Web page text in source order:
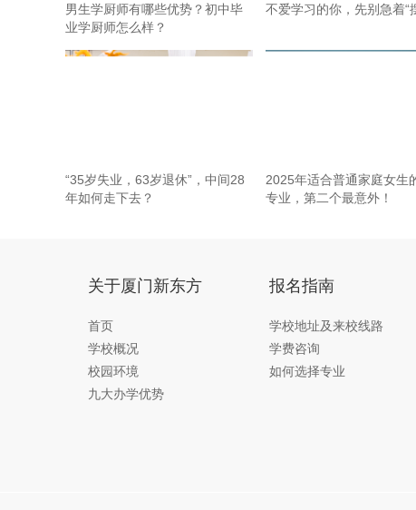
男生学厨师有哪些优势？初中毕
业学厨师怎么样？
不爱学习的你，先别急着“
“35岁失业，63岁退休”，中间28
年如何走下去？
2025年适合普通家庭女生
专业，第二个最意外！
关于厦门新东方
首页
学校概况
校园环境
九大办学优势
报名指南
学校地址及来校线路
学费咨询
如何选择专业